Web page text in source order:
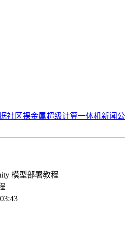
社区裸金属超级计算一体机新闻公
模型部署教程